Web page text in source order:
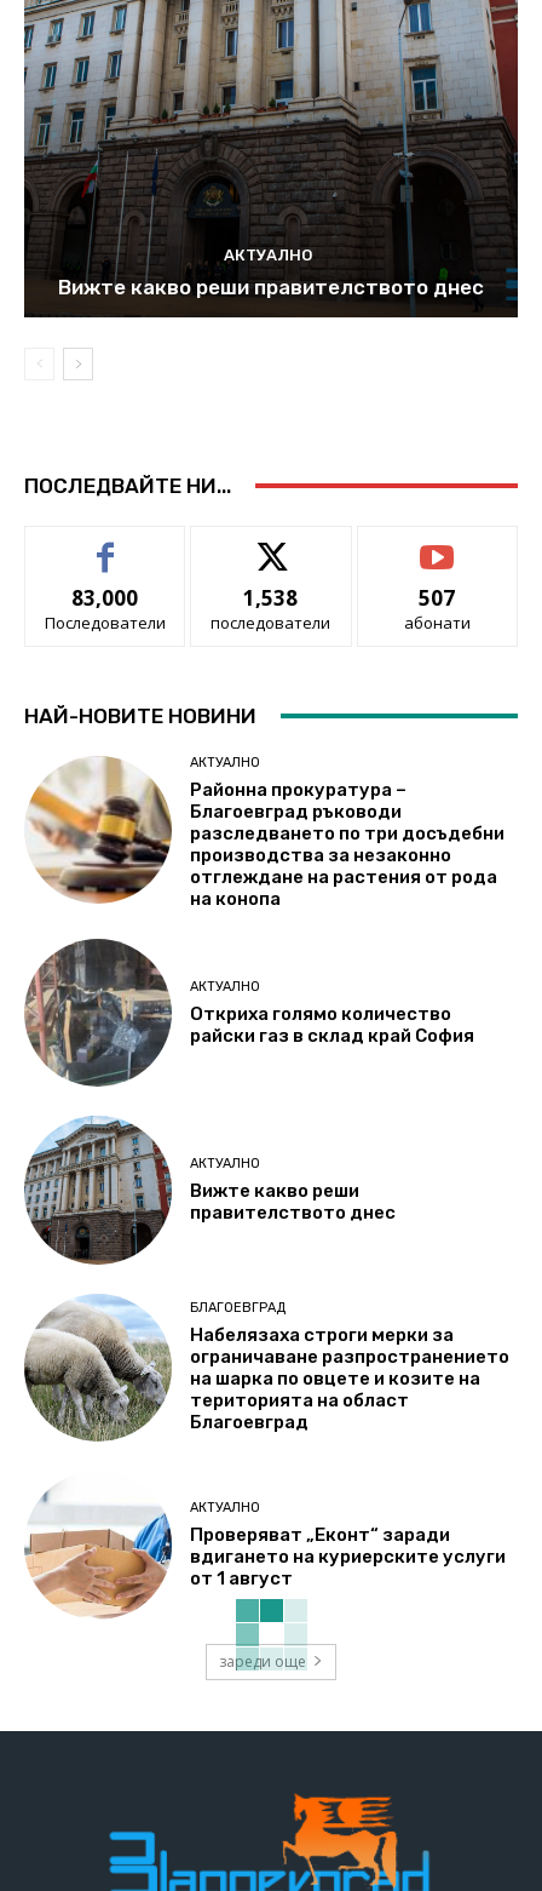
АКТУАЛНО
Вижте какво реши правителството днес
ПОСЛЕДВАЙТЕ НИ...
83,000
Последователи
1,538
последователи
507
абонати
НАЙ-НОВИТЕ НОВИНИ
АКТУАЛНО
Районна прокуратура –
Благоевград ръководи
разследването по три досъдебни
производства за незаконно
отглеждане на растения от рода
на конопа
АКТУАЛНО
Откриха голямо количество
райски газ в склад край София
АКТУАЛНО
Вижте какво реши
правителството днес
БЛАГОЕВГРАД
Набелязаха строги мерки за
ограничаване разпространението
на шарка по овцете и козите на
територията на област
Благоевград
АКТУАЛНО
Проверяват „Еконт“ заради
вдигането на куриерските услуги
от 1 август
зареди още